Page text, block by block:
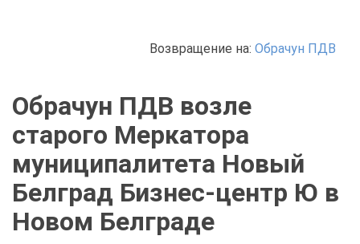
Возвращение на: Обрачун ПДВ
Обрачун ПДВ возле
старого Меркатора
муниципалитета Новый
Белград Бизнес-центр Ю в
Новом Белграде